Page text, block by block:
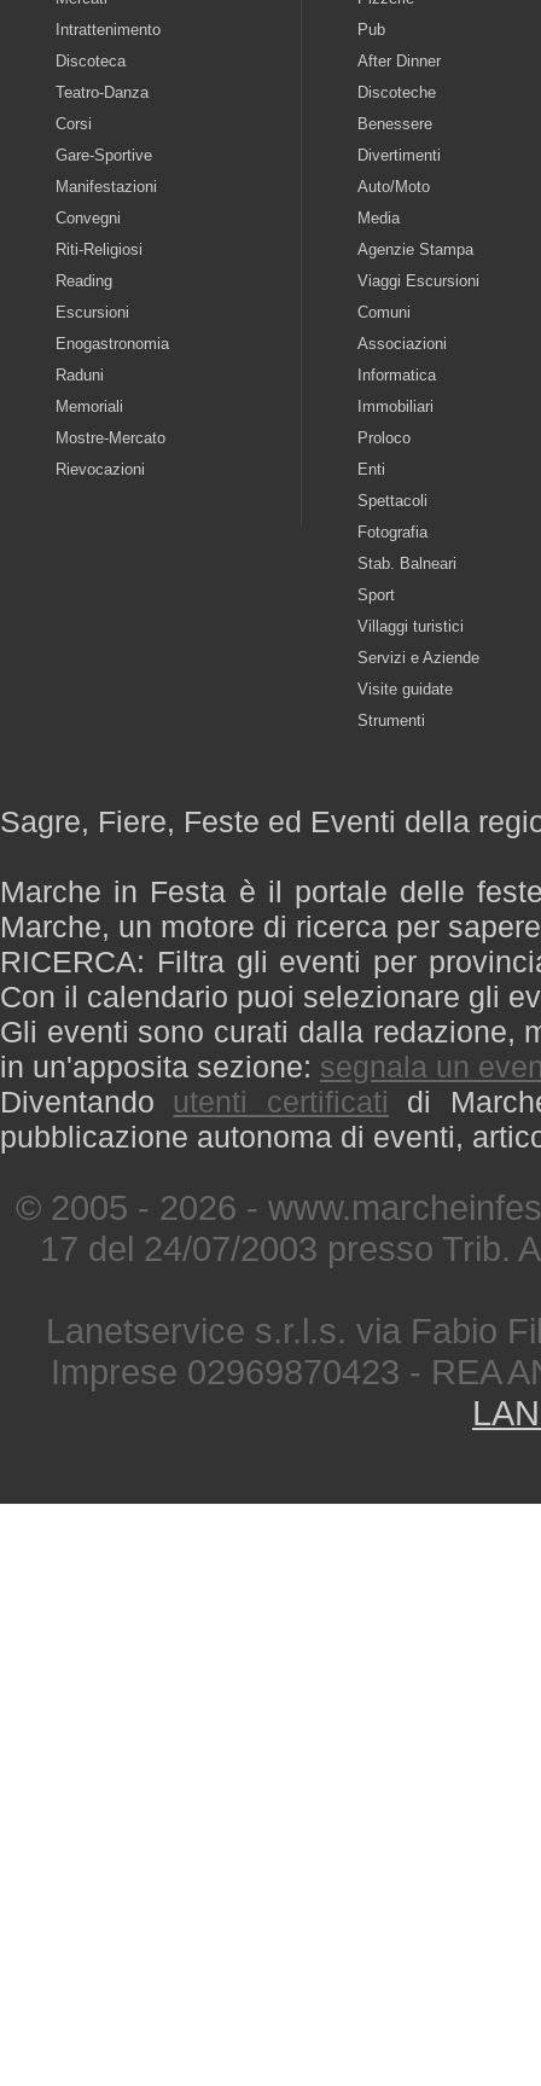
Intrattenimento
Discoteca
Teatro-Danza
Corsi
Gare-Sportive
Manifestazioni
Convegni
Riti-Religiosi
Reading
Escursioni
Enogastronomia
Raduni
Memoriali
Mostre-Mercato
Rievocazioni
Pub
After Dinner
Discoteche
Benessere
Divertimenti
Auto/Moto
Media
Agenzie Stampa
Viaggi Escursioni
Comuni
Associazioni
Informatica
Immobiliari
Proloco
Enti
Spettacoli
Fotografia
Stab. Balneari
Sport
Villaggi turistici
Servizi e Aziende
Visite guidate
Strumenti
Sagre, Fiere, Feste ed Eventi della
Marche in Festa è il portale delle
Marche, un motore di ricerca per
RICERCA: Filtra gli eventi per
Con il calendario puoi selezionare gli
Gli eventi sono curati dalla redazione,
in un'apposita sezione: segnala un
Diventando utenti certificati di
pubblicazione autonoma di eventi,
© 2005 - 2026 -
17 del 24/07/2003 presso Trib.
Lanetservice s.r.l.s. via Fabio
Imprese 02969870423 - REA